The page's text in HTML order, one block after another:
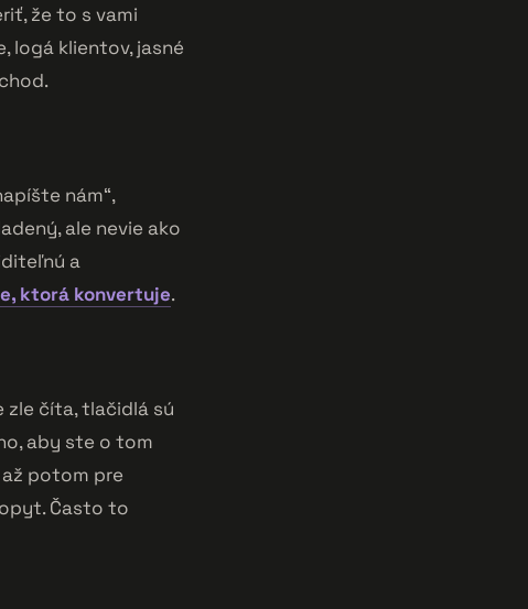
že to s vami
logá klientov, jasné
nám“,
ale nevie ako
a
ktorá konvertuje.
zle číta, tlačidlá sú
aby ste o tom
potom pre
Často to